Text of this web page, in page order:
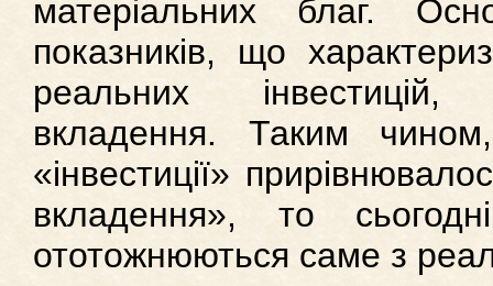
матеріальних благ.
показників, що
реальних інвестицій,
вкладення. Таким
«інвестиції»
вкладення», то
ототожнюються саме з